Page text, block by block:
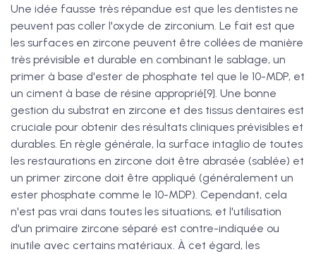
Une idée fausse très répandue est que les dentistes ne
peuvent pas coller l'oxyde de zirconium. Le fait est que
les surfaces en zircone peuvent être collées de manière
très prévisible et durable en combinant le sablage, un
primer à base d'ester de phosphate tel que le 10-MDP, et
un ciment à base de résine approprié[9]. Une bonne
gestion du substrat en zircone et des tissus dentaires est
cruciale pour obtenir des résultats cliniques prévisibles et
durables. En règle générale, la surface intaglio de toutes
les restaurations en zircone doit être abrasée (sablée) et
un primer zircone doit être appliqué (généralement un
ester phosphate comme le 10-MDP). Cependant, cela
n'est pas vrai dans toutes les situations, et l'utilisation
d'un primaire zircone séparé est contre-indiquée ou
inutile avec certains matériaux. À cet égard, les